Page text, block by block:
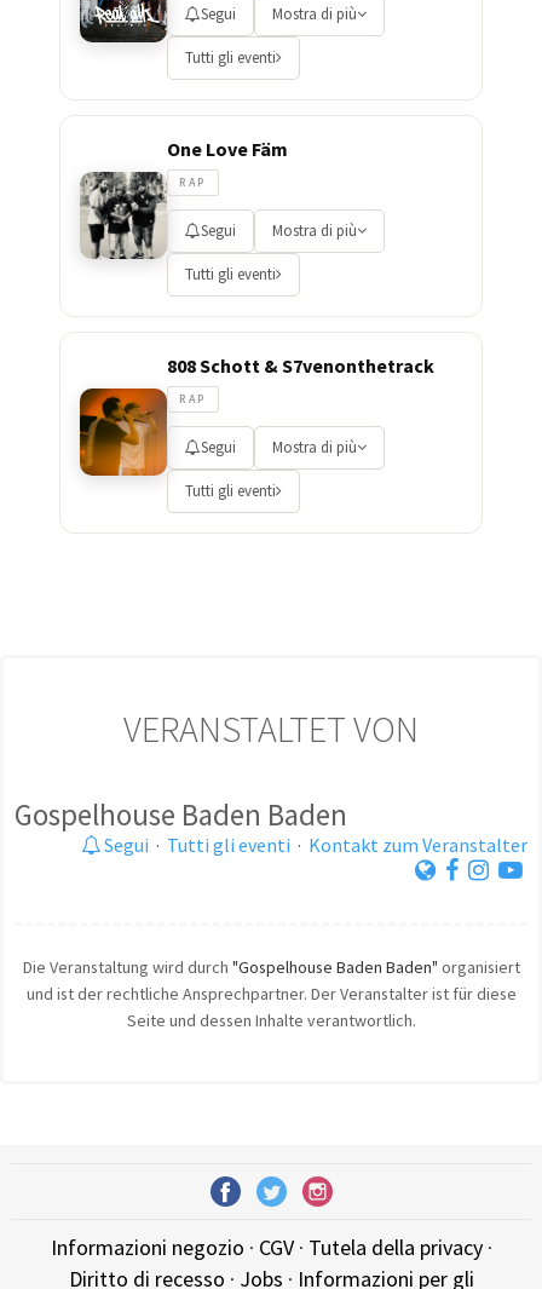
Segui Mostra di più
Tutti gli eventi
One Love Fäm
RAP
Segui Mostra di più
Tutti gli eventi
808 Schott & S7venonthetrack
RAP
Segui Mostra di più
Tutti gli eventi
VERANSTALTET VON
Gospelhouse Baden Baden
Segui · Tutti gli eventi · Kontakt zum Veranstalter
Die Veranstaltung wird durch "Gospelhouse Baden Baden" organisiert
und ist der rechtliche Ansprechpartner. Der Veranstalter ist für diese
Seite und dessen Inhalte verantwortlich.
Informazioni negozio · CGV· Tutela della privacy·
Diritto di recesso · Jobs · Informazioni per gli